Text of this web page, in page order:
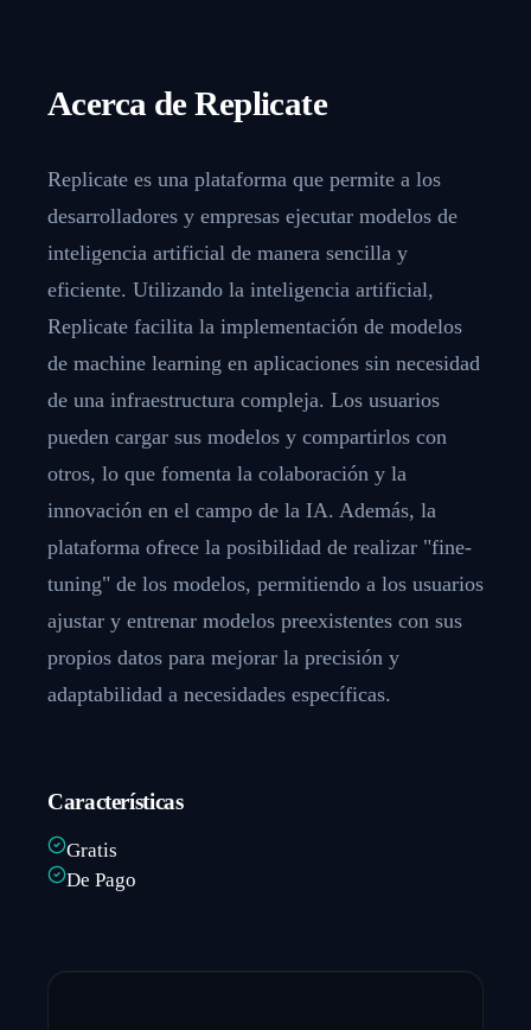
Acerca de Replicate
Replicate es una plataforma que permite a los
desarrolladores y empresas ejecutar modelos de
inteligencia artificial de manera sencilla y
eficiente. Utilizando la inteligencia artificial,
Replicate facilita la implementación de modelos
de machine learning en aplicaciones sin necesidad
de una infraestructura compleja. Los usuarios
pueden cargar sus modelos y compartirlos con
otros, lo que fomenta la colaboración y la
innovación en el campo de la IA. Además, la
plataforma ofrece la posibilidad de realizar "fine-
tuning" de los modelos, permitiendo a los usuarios
ajustar y entrenar modelos preexistentes con sus
propios datos para mejorar la precisión y
adaptabilidad a necesidades específicas.
Características
Gratis
De Pago